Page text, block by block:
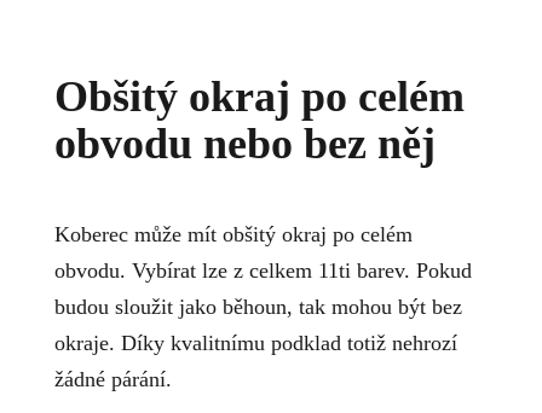
Obšitý okraj po celém
obvodu nebo bez něj
Koberec může mít obšitý okraj po celém
obvodu. Vybírat lze z celkem 11ti barev. Pokud
budou sloužit jako běhoun, tak mohou být bez
okraje. Díky kvalitnímu podklad totiž nehrozí
žádné párání.